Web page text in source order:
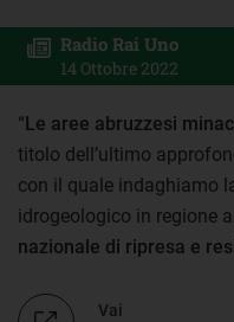
Radio Rai Uno
14 Ottobre 2022
“Le aree abruzzesi
titolo dell’ultimo
con il quale indaghiamo
idrogeologico in regione
nazionale di ripresa e
Vai